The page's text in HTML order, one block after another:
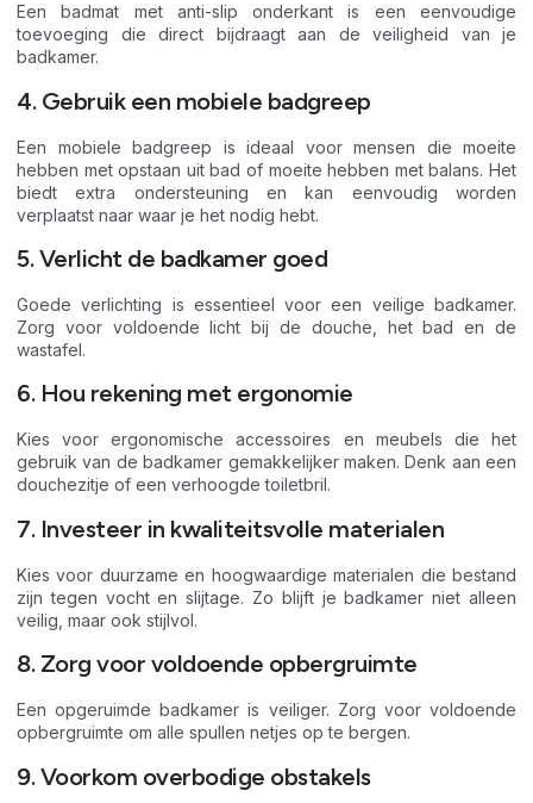
Een badmat met anti-slip onderkant is een eenvoudige
toevoeging die direct bijdraagt aan de veiligheid van je
badkamer.
4. Gebruik een mobiele badgreep
Een mobiele badgreep is ideaal voor mensen die moeite
hebben met opstaan uit bad of moeite hebben met balans. Het
biedt extra ondersteuning en kan eenvoudig worden
verplaatst naar waar je het nodig hebt.
5. Verlicht de badkamer goed
Goede verlichting is essentieel voor een veilige badkamer.
Zorg voor voldoende licht bij de douche, het bad en de
wastafel.
6. Hou rekening met ergonomie
Kies voor ergonomische accessoires en meubels die het
gebruik van de badkamer gemakkelijker maken. Denk aan een
douchezitje of een verhoogde toiletbril.
7. Investeer in kwaliteitsvolle materialen
Kies voor duurzame en hoogwaardige materialen die bestand
zijn tegen vocht en slijtage. Zo blijft je badkamer niet alleen
veilig, maar ook stijlvol.
8. Zorg voor voldoende opbergruimte
Een opgeruimde badkamer is veiliger. Zorg voor voldoende
opbergruimte om alle spullen netjes op te bergen.
9. Voorkom overbodige obstakels